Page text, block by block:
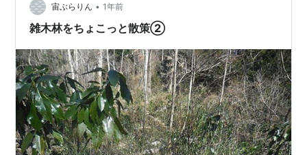
宙ぶらりん • 1年前
雑木林をちょこっと散策②